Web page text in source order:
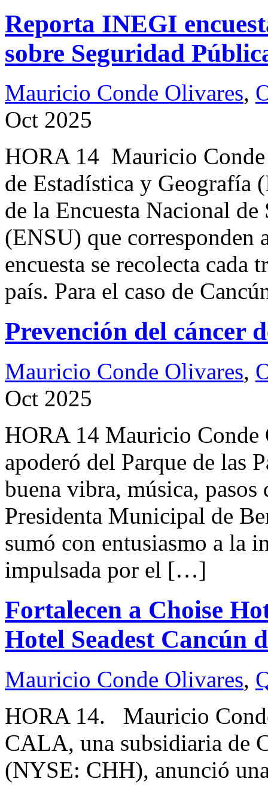
Reporta INEGI
sobre Seguridad
Mauricio Conde Olivares,
Oct 2025
HORA 14 Mauricio
de Estadística y Geografía
de la Encuesta Nacional
(ENSU) que corresponden
encuesta se recolecta cada
país. Para el caso de
Prevención del cáncer
Mauricio Conde Olivares,
Oct 2025
HORA 14 Mauricio
apoderó del Parque de las
buena vibra, música,
Presidenta Municipal de
sumó con entusiasmo a la
impulsada por el […]
Fortalecen a Choise
Hotel Seadest Cancún
Mauricio Conde Olivares,
HORA 14. Mauricio
CALA, una subsidiaria de
(NYSE: CHH), anunció